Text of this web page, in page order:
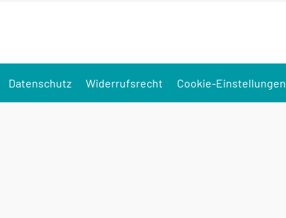
Datenschutz Widerrufsrecht Cookie-Einstellungen